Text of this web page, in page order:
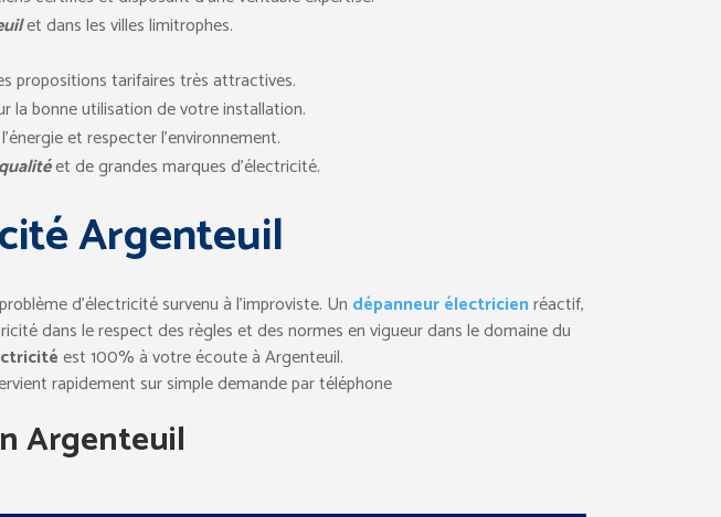
et dans les villes limitrophes.
propositions tarifaires très attractives.
la bonne utilisation de votre installation.
et respecter l’environnement.
et de grandes marques d’électricité.
Argenteuil
d’électricité survenu à l’improviste. Un dépanneur électricienréactif,
dans le respect des règles et des normes en vigueur dans le domaine du
est 100% à votre écoute à Argenteuil.
rapidement sur simple demande par téléphone
Argenteuil